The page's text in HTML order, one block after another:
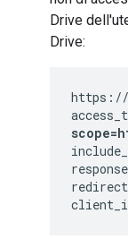
Drive
Drive:
https://